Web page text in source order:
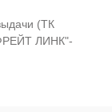
(ТК
ЛИНК"-